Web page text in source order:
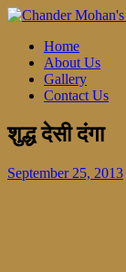
Home
About Us
Gallery
Contact Us
शुद्ध देसी दंगा
September 25, 2013